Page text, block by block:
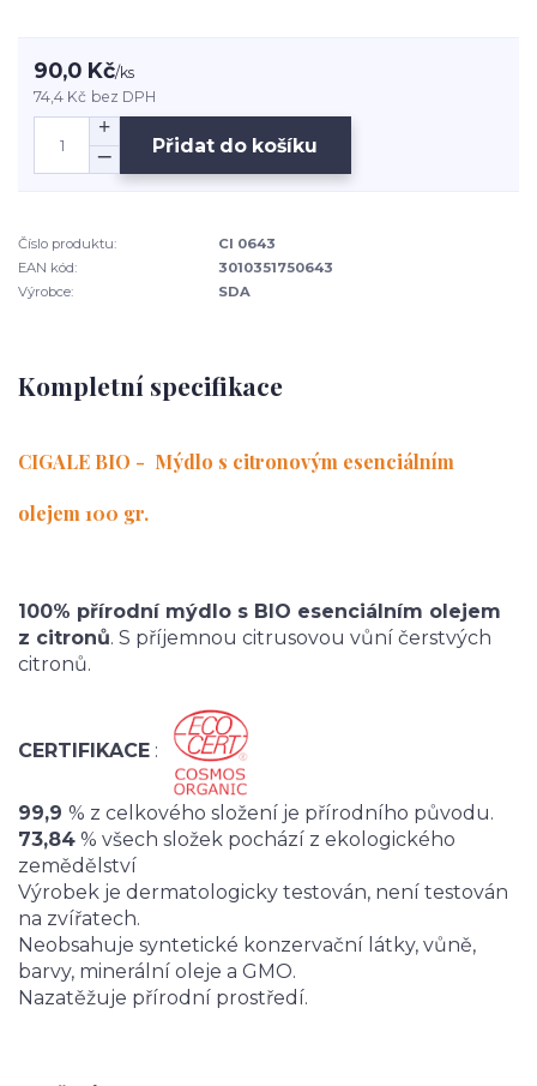
90,0 Kč/ks
74,4 Kč bez DPH
Přidat do košíku
Číslo produktu:
CI 0643
EAN kód:
3010351750643
Výrobce:
SDA
Kompletní specifikace
CIGALE BIO - Mýdlo s citronovým esenciálním
olejem 100 gr.
100% přírodní mýdlo s BIO esenciálním olejem
z citronů. S příjemnou citrusovou vůní čerstvých
citronů.
CERTIFIKACE :
99,9 % z celkového složení je přírodního původu.
73,84 % všech složek pochází z ekologického
zemědělství
Výrobek je dermatologicky testován, není testován
na zvířatech.
Neobsahuje syntetické konzervační látky, vůně,
barvy, minerální oleje a GMO.
Nazatěžuje přírodní prostředí.